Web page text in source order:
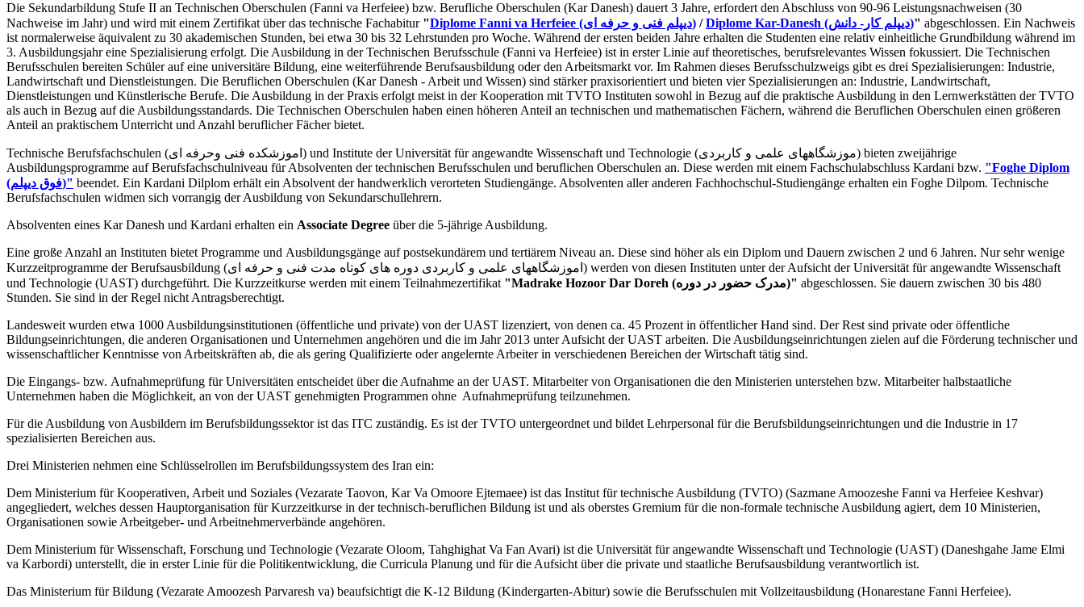
Die Sekundarbildung Stufe II an Technischen Oberschulen (Fanni va Herfeiee) bzw. Berufliche Oberschulen (Kar Danesh) dauert 3 Jahre, erfordert den Abschluss von 90-96 Leistungsnachweisen (30
Nachweise im Jahr) und wird mit einem Zertifikat über das technische Fachabitur" Diplome Fanni va Herfeiee (دیپلم فنی و حرفه ای) / Diplome Kar-Danesh (دیپلم کار- دانش)" abgeschlossen. Ein Nachweis
ist normalerweise äquivalent zu 30 akademischen Stunden, bei etwa 30 bis 32 Lehrstunden pro Woche. Während der ersten beiden Jahre erhalten die Studenten eine relativ einheitliche Grundbildung während im
3. Ausbildungsjahr eine Spezialisierung erfolgt. Die Ausbildung in der Technischen Berufsschule (Fanni va Herfeiee) ist in erster Linie auf theoretisches, berufsrelevantes Wissen fokussiert. Die Technischen
Berufsschulen bereiten Schüler auf eine universitäre Bildung, eine weiterführende Berufsausbildung oder den Arbeitsmarkt vor. Im Rahmen dieses Berufsschulzweigs gibt es drei Spezialisierungen: Industrie,
Landwirtschaft und Dienstleistungen. Die Beruflichen Oberschulen (Kar Danesh - Arbeit und Wissen) sind stärker praxisorientiert und bieten vier Spezialisierungen an: Industrie, Landwirtschaft,
Dienstleistungen und Künstlerische Berufe. Die Ausbildung in der Praxis erfolgt meist in der Kooperation mit TVTO Instituten sowohl in Bezug auf die praktische Ausbildung in den Lernwerkstätten der TVTO
als auch in Bezug auf die Ausbildungsstandards. Die Technischen Oberschulen haben einen höheren Anteil an technischen und mathematischen Fächern, während die Beruflichen Oberschulen einen größeren
Anteil an praktischem Unterricht und Anzahl beruflicher Fächer bietet.
Technische Berufsfachschulen (اموزشکده فنی وحرفه ای) und Institute der Universität für angewandte Wissenschaft und Technologie (موزشگاههای علمی و کاربردی) bieten zweijährige
Ausbildungsprogramme auf Berufsfachschulniveau für Absolventen der technischen Berufsschulen und beruflichen Oberschulen an. Diese werden mit einem Fachschulabschluss Kardani bzw. "Foghe Diplom
(فوق دیپلم)" beendet. Ein Kardani Dilplom erhält ein Absolvent der handwerklich verorteten Studiengänge. Absolventen aller anderen Fachhochschul-Studiengänge erhalten ein Foghe Dilpom. Technische
Berufsfachschulen widmen sich vorrangig der Ausbildung von Sekundarschullehrern.
Absolventen eines Kar Danesh und Kardani erhalten ein Associate Degree über die 5-jährige Ausbildung.
Eine große Anzahl an Instituten bietet Programme und Ausbildungsgänge auf postsekundärem und tertiärem Niveau an. Diese sind höher als ein Diplom und Dauern zwischen 2 und 6 Jahren. Nur sehr wenige
Kurzzeitprogramme der Berufsausbildung (اموزشگاههای علمی و کاربردی دوره های کوتاه مدت فنی و حرفه ای) werden von diesen Instituten unter der Aufsicht der Universität für angewandte Wissenschaft
und Technologie (UAST) durchgeführt. Die Kurzzeitkurse werden mit einem Teilnahmezertifikat
"Madrake Hozoor Dar Doreh (مدرک حضور در دوره)" abgeschlossen. Sie dauern zwischen 30 bis 480
Stunden. Sie sind in der Regel nicht Antragsberechtigt.
Landesweit wurden etwa 1000 Ausbildungsinstitutionen (öffentliche und private) von der UAST lizenziert, von denen ca. 45 Prozent in öffentlicher Hand sind. Der Rest sind private oder öffentliche
Bildungseinrichtungen, die anderen Organisationen und Unternehmen angehören und die im Jahr 2013 unter Aufsicht der UAST arbeiten. Die Ausbildungseinrichtungen zielen auf die Förderung technischer und
wissenschaftlicher Kenntnisse von Arbeitskräften ab, die als gering Qualifizierte oder angelernte Arbeiter in verschiedenen Bereichen der Wirtschaft tätig sind.
Die Eingangs- bzw. Aufnahmeprüfung für Universitäten entscheidet über die Aufnahme an der UAST. Mitarbeiter von Organisationen die den Ministerien unterstehen bzw. Mitarbeiter halbstaatliche
Unternehmen haben die Möglichkeit, an von der UAST genehmigten Programmen ohne Aufnahmeprüfung teilzunehmen.
Für die Ausbildung von Ausbildern im Berufsbildungssektor ist das ITC zuständig. Es ist der TVTO untergeordnet und bildet Lehrpersonal für die Berufsbildungseinrichtungen und die Industrie in 17
spezialisierten Bereichen aus.
Drei Ministerien nehmen eine Schlüsselrollen im Berufsbildungssystem des Iran ein:
Dem Ministerium für Kooperativen, Arbeit und Soziales (Vezarate Taovon, Kar Va Omoore Ejtemaee) ist das Institut für technische Ausbildung (TVTO) (Sazmane Amoozeshe Fanni va Herfeiee Keshvar)
angegliedert, welches dessen Hauptorganisation für Kurzzeitkurse in der technisch-beruflichen Bildung ist und als oberstes Gremium für die non-formale technische Ausbildung agiert, dem 10 Ministerien,
Organisationen sowie Arbeitgeber- und Arbeitnehmerverbände angehören.
Dem Ministerium für Wissenschaft, Forschung und Technologie (Vezarate Oloom, Tahghighat Va Fan Avari) ist die Universität für angewandte Wissenschaft und Technologie (UAST) (Daneshgahe Jame Elmi
va Karbordi) unterstellt, die in erster Linie für die Politikentwicklung, die Curricula Planung und für die Aufsicht über die private und staatliche Berufsausbildung verantwortlich ist.
Das Ministerium für Bildung (Vezarate Amoozesh Parvaresh va) beaufsichtigt die K-12 Bildung (Kindergarten-Abitur) sowie die Berufsschulen mit Vollzeitausbildung (Honarestane Fanni Herfeiee).